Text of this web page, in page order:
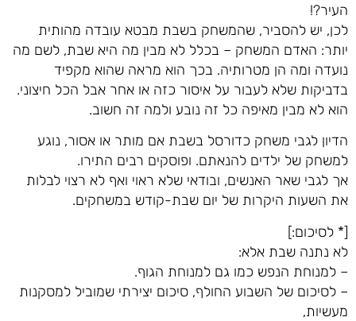
העיר?!
לכן, יש להסביר, שהמשחק בשבת מבטא עובדה מהותית
יותר: האדם המשחק – בכלל לא מבין מה היא שבת, לשם מה
נועדה ומה הן מטרותיה. בכך הוא מראה שהוא מקפיד
בדביקות שלא לעבור על איסור כזה או אחר אבל הכל חיצוני.
הוא לא מבין מאיפה כל זה נובע ולמה זה חשוב.
הדיון לגבי משחק כדורסל בשבת אם מותר או אסור, נוגע
למשחק של ילדים להנאתם. ופוסקים רבים התירו.
אך לגבי שאר האנשים, ובודאי שלא ראוי ואף לא רצוי לבלות
את השעות היקרות של יום שבת-קודש במשחקים.
[* לסיכום:]
לא נתנה שבת אלא:
– למנוחת הנפש כמו גם למנוחת הגוף.
– לסיכום של השבוע החולף, סיכום יצירתי שמוביל למסקנות
מעשיות,